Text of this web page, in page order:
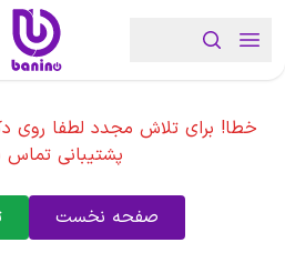
خطا! برای تلاش مجدد لطفا روی
پشتیبانی تماس
صفحه نخست